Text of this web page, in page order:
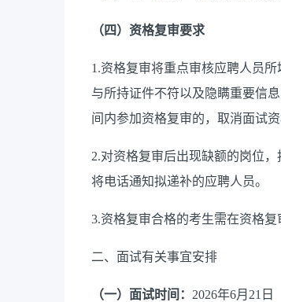
（四）资格复审要求
1.资格复审将重点审核应聘人员
与所持证件不符以及隐瞒重要信
间内参加资格复审的，取消面试
2.对资格复审后出现缺额的岗位
将电话通知拟递补的应聘人员。
3.资格复审合格的考生需在资格复
二、面试有关事宜安排
（一）面试时间： 2026年6月 21 日